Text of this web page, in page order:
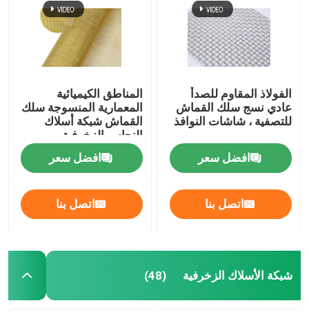
الفولاذ المقاوم للصدأ
عادي نسج سلك القماش
للتصفية ، شاشات النوافذ
افضل سعر
اتصل بنا
المناطق الكيميائية
المعمارية المنسوجة سلك
القماش شبكة أسلاك
النحاس الزخرفية
افضل سعر
اتصل بنا
شبكة الأسلاك الزخرفية (48)